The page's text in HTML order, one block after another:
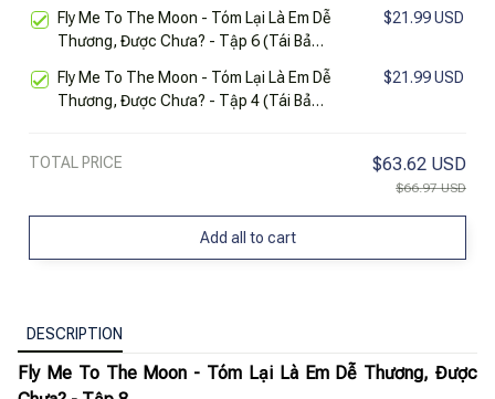
Fly Me To The Moon - Tóm Lại Là Em Dễ
Thương, Được Chưa? - Tập 6 (Tái Bản
$21.99 USD
Fly Me To The Moon - Tóm Lại Là Em Dễ
Thương, Được Chưa? - Tập 4 (Tái Bản
$21.99 USD
TOTAL PRICE $63.62 USD
$66.97 USD
Add all to cart
DESCRIPTION
Fly Me To The Moon - Tóm Lại Là Em Dễ Thương, Được